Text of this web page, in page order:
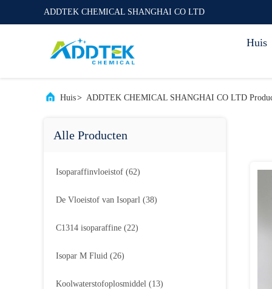
ADDTEK CHEMICAL SHANGHAI CO LTD
Huis
Huis> ADDTEK CHEMICAL SHANGHAI CO LTD
Alle Producten
Isoparaffinvloeistof (62)
De Vloeistof van Isoparl (38)
C1314 isoparaffine (22)
Isopar M Fluid (26)
Koolwaterstofoplosmiddel (13)